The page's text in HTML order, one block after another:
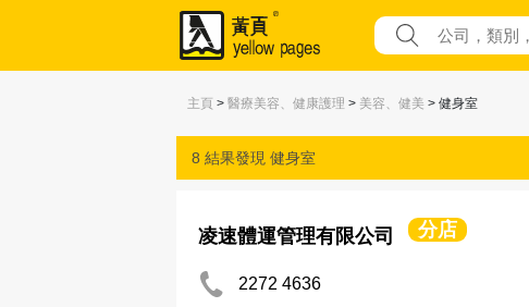
主頁 > 醫療美容、健康護理 > 美容、健美 > 健身室
8 結果發現 健身室
凌速體運管理有限公司 分店
2272 4636